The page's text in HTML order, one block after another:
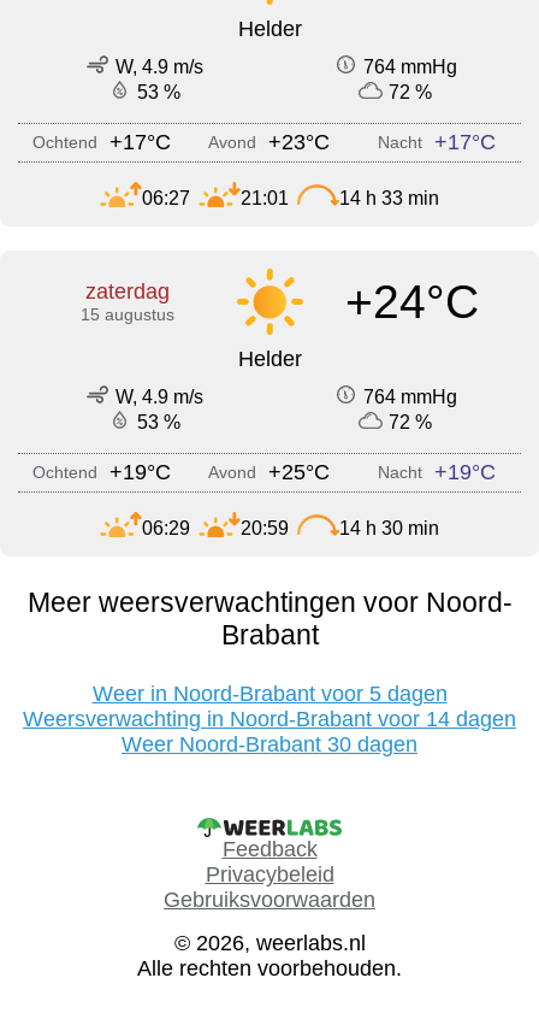
Helder
W, 4.9 m/s
764 mmHg
53 %
72 %
Ochtend +17°C Avond +23°C Nacht +17°C
06:27 21:01 14 h 33 min
zaterdag
15 augustus +24°C
Helder
W, 4.9 m/s
764 mmHg
53 %
72 %
Ochtend +19°C Avond +25°C Nacht +19°C
06:29 20:59 14 h 30 min
Meer weersverwachtingen voor Noord-
Brabant
Weer in Noord-Brabant voor 5 dagen
Weersverwachting in Noord-Brabant voor 14 dagen
Weer Noord-Brabant 30 dagen
Feedback
Privacybeleid
Gebruiksvoorwaarden
© 2026, weerlabs.nl
Alle rechten voorbehouden.